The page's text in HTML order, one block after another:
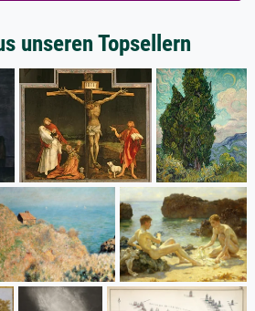
unseren Topsellern